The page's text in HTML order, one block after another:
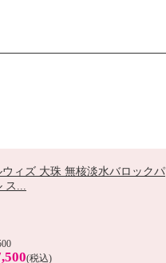
ウィズ 大珠 無核淡水バロックパ
ス...
(税込)